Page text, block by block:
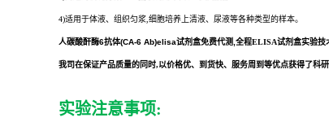
4)适用于体液、组织匀浆,细胞培养上清液、尿液等各种类型的样本。
人碳酸酐酶6抗体(CA-6 Ab)elisa试剂盒免费代测,全程ELISA试剂盒实验技
我司在保证产品质量的同时,以价格优、到货快、服务周到等优点获得了科
实验注意事项: